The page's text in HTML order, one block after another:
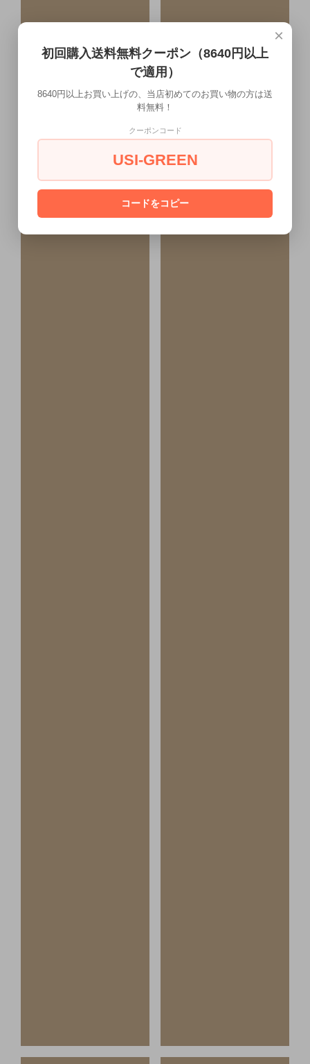
×
初回購入送料無料クーポン（8640円以上
で適用）
8640円以上お買い上げの、当店初めてのお買い物の方は送
料無料！
クーポンコード
USI-GREEN
コードをコピー